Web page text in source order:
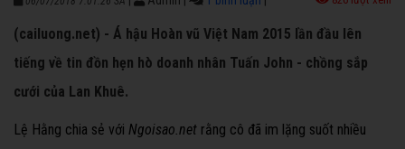
(cailuong.net) - Á hậu Hoàn vũ Việt Nam 2015 lần đầu lên
tiếng về tin đồn hẹn hò doanh nhân Tuấn John - chồng sắp
cưới của Lan Khuê.
Lệ Hằng chia sẻ với Ngoisao.net rằng cô đã im lặng suốt nhiều